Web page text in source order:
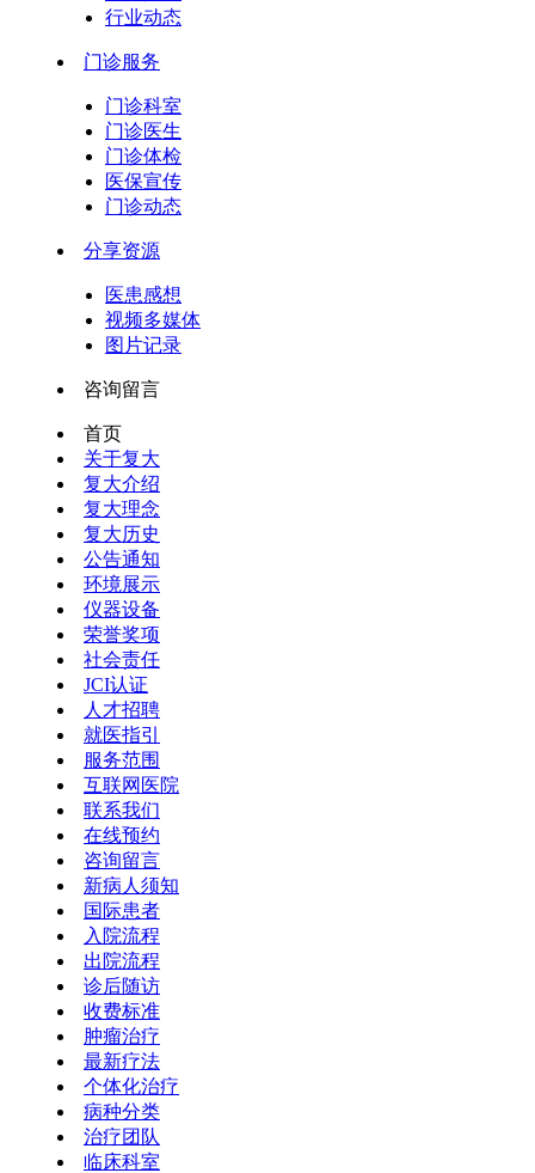
行业动态
门诊服务
门诊科室
门诊医生
门诊体检
医保宣传
门诊动态
分享资源
医患感想
视频多媒体
图片记录
咨询留言
首页
关于复大
复大介绍
复大理念
复大历史
公告通知
环境展示
仪器设备
荣誉奖项
社会责任
JCI认证
人才招聘
就医指引
服务范围
互联网医院
联系我们
在线预约
咨询留言
新病人须知
国际患者
入院流程
出院流程
诊后随访
收费标准
肿瘤治疗
最新疗法
个体化治疗
病种分类
治疗团队
临床科室